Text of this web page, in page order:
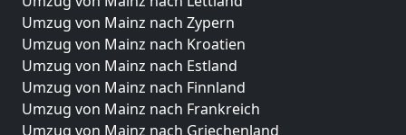
Umzug von Mainz nach Zypern
Umzug von Mainz nach Kroatien
Umzug von Mainz nach Estland
Umzug von Mainz nach Finnland
Umzug von Mainz nach Frankreich
Umzug von Mainz nach Griechenland